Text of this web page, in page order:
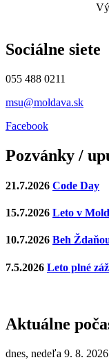
Sociálne siete
055 488 0211
msu@moldava.sk
Facebook
Pozvánky /
21.7.2026 Code Day
15.7.2026 Leto v
10.7.2026 Beh
7.5.2026 Leto plné
Aktuálne
dnes, nedeľa 9. 8. 2026